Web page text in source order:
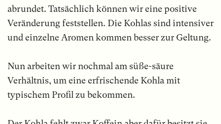
abrundet. Tatsächlich können wir eine positive
Veränderung feststellen. Die Kohlas sind intensiver
und einzelne Aromen kommen besser zur Geltung.
Nun arbeiten wir nochmal am süße-säure
Verhältnis, um eine erfrischende Kohla mit
typischem Profil zu bekommen.